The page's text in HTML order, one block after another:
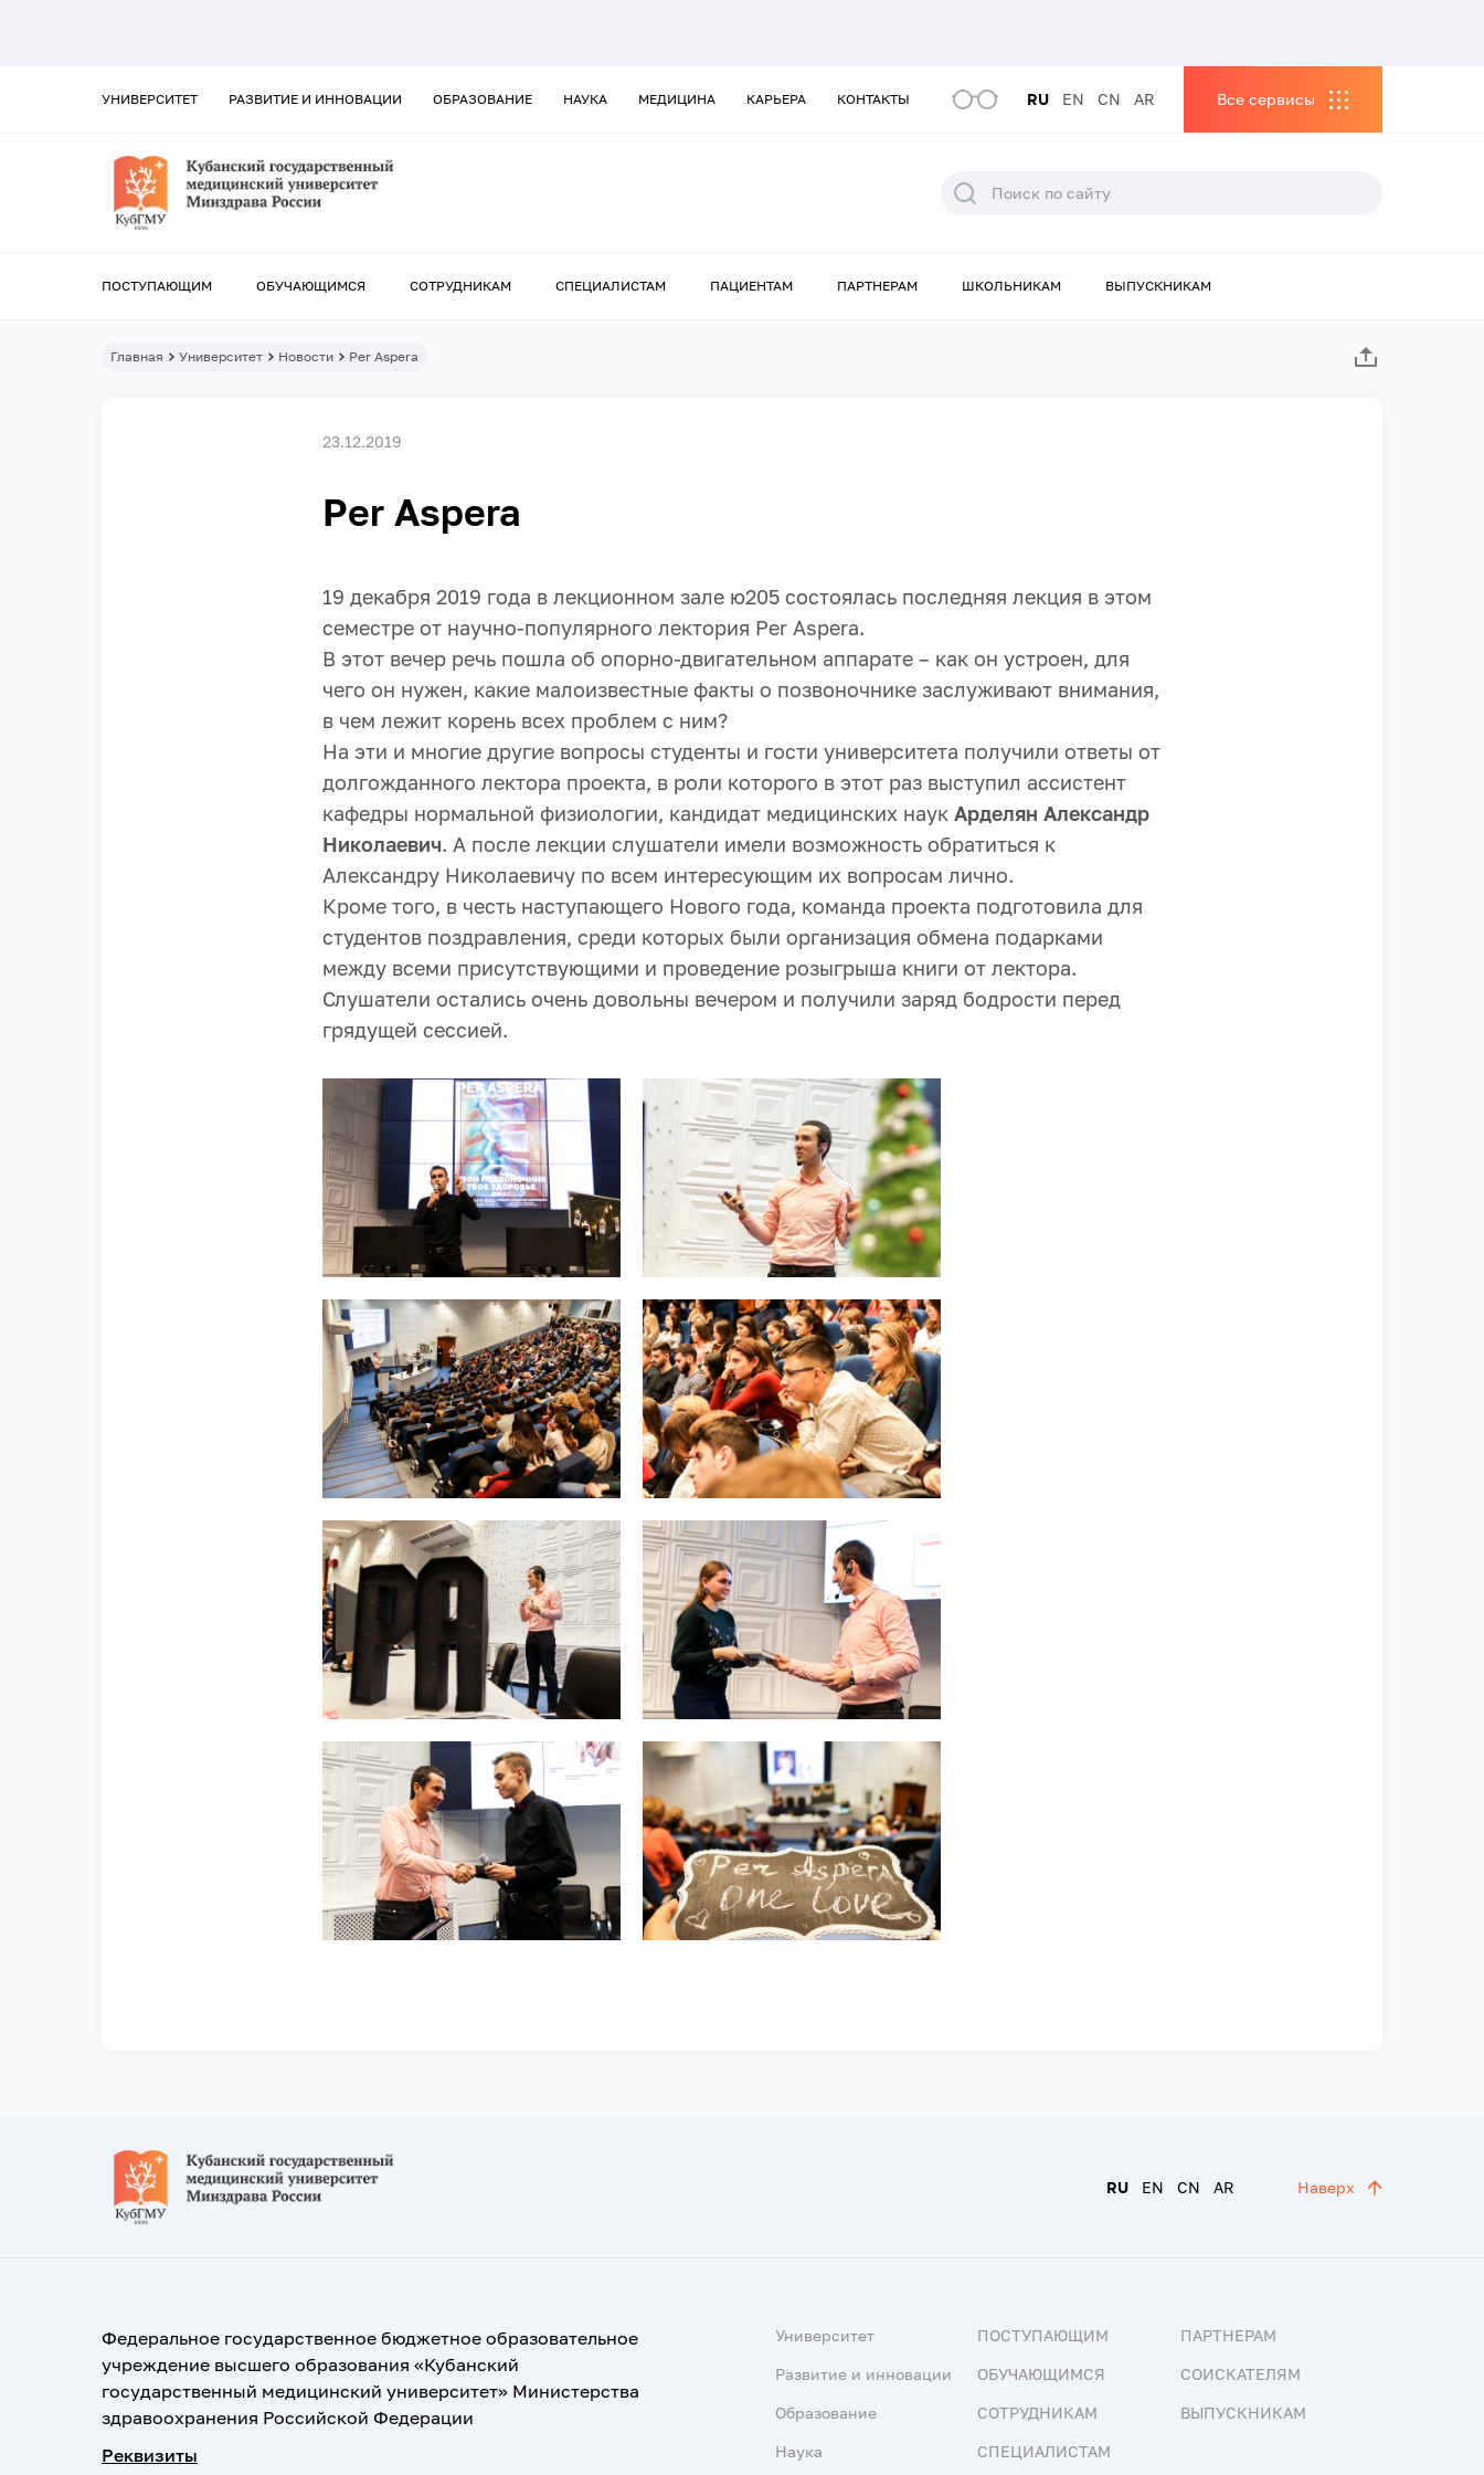
УНИВЕРСИТЕТ РАЗВИТИЕ И ИННОВАЦИИ ОБРАЗОВАНИЕ НАУКА МЕДИЦИНА КАРЬЕРА КОНТАКТЫ RU EN CN AR Все сервисы
ПОСТУПАЮЩИМ ОБУЧАЮЩИМСЯ СОТРУДНИКАМ СПЕЦИАЛИСТАМ ПАЦИЕНТАМ ПАРТНЕРАМ ШКОЛЬНИКАМ ВЫПУСКНИКАМ
Главная Университет Новости Per Aspera
23.12.2019
Per Aspera
19 декабря 2019 года в лекционном зале ю205 состоялась последняя лекция в этом
семестре от научно-популярного лектория Per Aspera.
В этот вечер речь пошла об опорно-двигательном аппарате – как он устроен, для
чего он нужен, какие малоизвестные факты о позвоночнике заслуживают внимания,
в чем лежит корень всех проблем с ним?
На эти и многие другие вопросы студенты и гости университета получили ответы от
долгожданного лектора проекта, в роли которого в этот раз выступил ассистент
кафедры нормальной физиологии, кандидат медицинских наук Арделян Александр
Николаевич. А после лекции слушатели имели возможность обратиться к
Александру Николаевичу по всем интересующим их вопросам лично.
Кроме того, в честь наступающего Нового года, команда проекта подготовила для
студентов поздравления, среди которых были организация обмена подарками
между всеми присутствующими и проведение розыгрыша книги от лектора.
Слушатели остались очень довольны вечером и получили заряд бодрости перед
грядущей сессией.
RU EN CN AR Наверх
Федеральное государственное бюджетное образовательное
учреждение высшего образования «Кубанский
государственный медицинский университет» Министерства
здравоохранения Российской Федерации
Реквизиты
Университет
Развитие и инновации
Образование
Наука
ПОСТУПАЮЩИМ
ОБУЧАЮЩИМСЯ
СОТРУДНИКАМ
СПЕЦИАЛИСТАМ
ПАРТНЕРАМ
СОИСКАТЕЛЯМ
ВЫПУСКНИКАМ